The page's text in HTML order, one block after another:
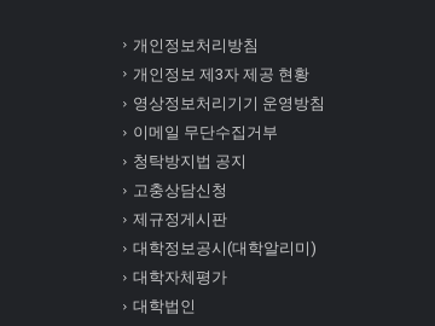
개인정보처리방침
개인정보 제3자 제공 현황
영상정보처리기기 운영방침
이메일 무단수집거부
청탁방지법 공지
고충상담신청
제규정게시판
대학정보공시(대학알리미)
대학자체평가
대학법인